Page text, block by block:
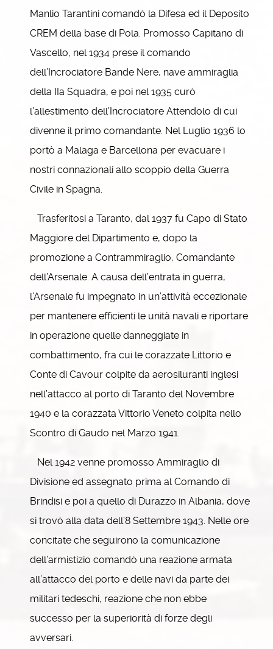
Manlio Tarantini comandò la Difesa ed il Deposito
CREM della base di Pola. Promosso Capitano di
Vascello, nel 1934 prese il comando
dell’Incrociatore Bande Nere, nave ammiraglia
della IIa Squadra, e poi nel 1935 curò
l’allestimento dell’Incrociatore Attendolo di cui
divenne il primo comandante. Nel Luglio 1936 lo
portò a Malaga e Barcellona per evacuare i
nostri connazionali allo scoppio della Guerra
Civile in Spagna.
Trasferitosi a Taranto, dal 1937 fu Capo di Stato
Maggiore del Dipartimento e, dopo la
promozione a Contrammiraglio, Comandante
dell’Arsenale. A causa dell’entrata in guerra,
l’Arsenale fu impegnato in un’attività eccezionale
per mantenere efficienti le unità navali e riportare
in operazione quelle danneggiate in
combattimento, fra cui le corazzate Littorio e
Conte di Cavour colpite da aerosiluranti inglesi
nell’attacco al porto di Taranto del Novembre
1940 e la corazzata Vittorio Veneto colpita nello
Scontro di Gaudo nel Marzo 1941.
Nel 1942 venne promosso Ammiraglio di
Divisione ed assegnato prima al Comando di
Brindisi e poi a quello di Durazzo in Albania, dove
si trovò alla data dell’8 Settembre 1943. Nelle ore
concitate che seguirono la comunicazione
dell’armistizio comandò una reazione armata
all’attacco del porto e delle navi da parte dei
militari tedeschi, reazione che non ebbe
successo per la superiorità di forze degli
avversari.